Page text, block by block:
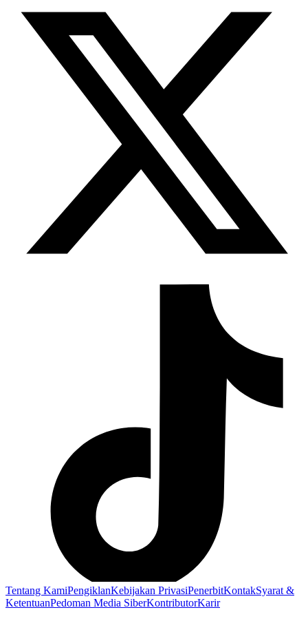
Tentang KamiPengiklanKebijakan PrivasiPenerbitKontakSyarat &
KetentuanPedoman Media SiberKontributorKarir